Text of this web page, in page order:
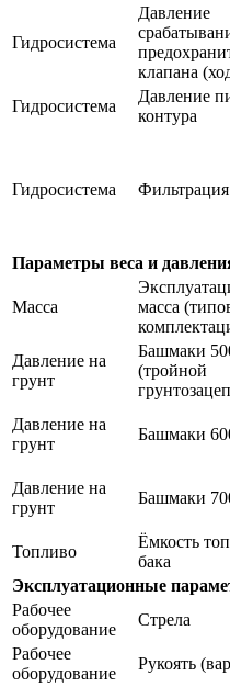
Гидросистема
Давление
клапана
Гидросистема
Давление
контура
Гидросистема Фильтрация
Параметры веса и
Масса
масса
Давление на
грунт
Башмаки
(тройной
Давление на
грунт
Башмаки
Давление на
грунт
Башмаки
Топливо
Ёмкость
бака
Эксплуатационные
Рабочее
оборудование
Стрела
Рабочее
оборудование
Рукоять